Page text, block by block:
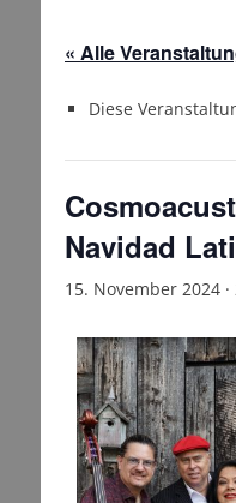
« Alle
Diese
Navidad
15. November 2024 ·